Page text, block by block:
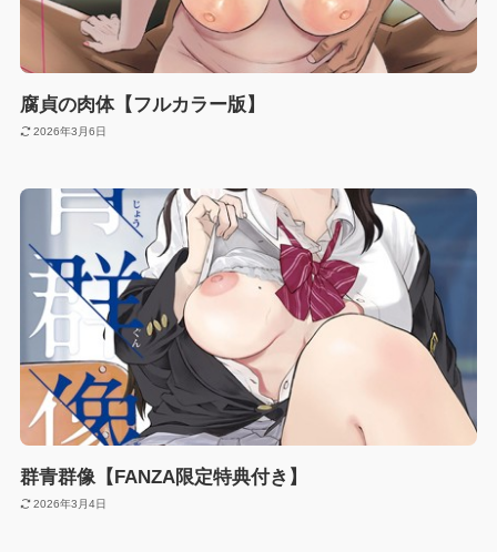
腐貞の肉体【フルカラー版】
2026年3月6日
群青群像【FANZA限定特典付き】
2026年3月4日